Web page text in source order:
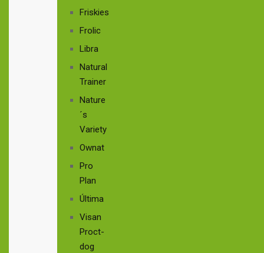
Friskies
Frolic
Libra
Natural
Trainer
Nature
´s
Variety
Ownat
Pro
Plan
Última
Visan
Proct-
dog